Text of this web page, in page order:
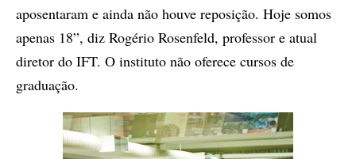
aposentaram e ainda não houve reposição. Hoje somos
apenas 18”, diz Rogério Rosenfeld, professor e atual
diretor do IFT. O instituto não oferece cursos de
graduação.